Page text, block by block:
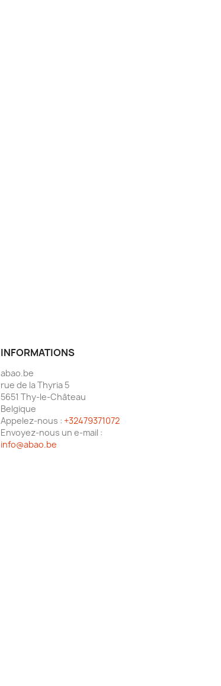
INFORMATIONS
abao.be
rue de la Thyria 5
5651 Thy-le-Château
Belgique
Appelez-nous : +32479371072
Envoyez-nous un e-mail :
info@abao.be